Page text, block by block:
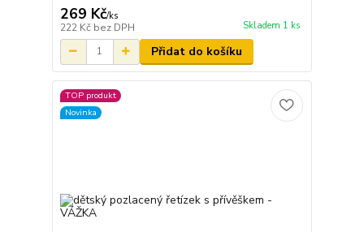
269 Kč/ks
222 Kč bez DPH Skladem 1 ks
Přidat do košíku
TOP produkt
Novinka